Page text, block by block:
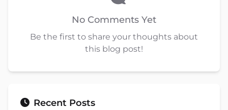
No Comments Yet
Be the first to share your thoughts about
this blog post!
Recent Posts